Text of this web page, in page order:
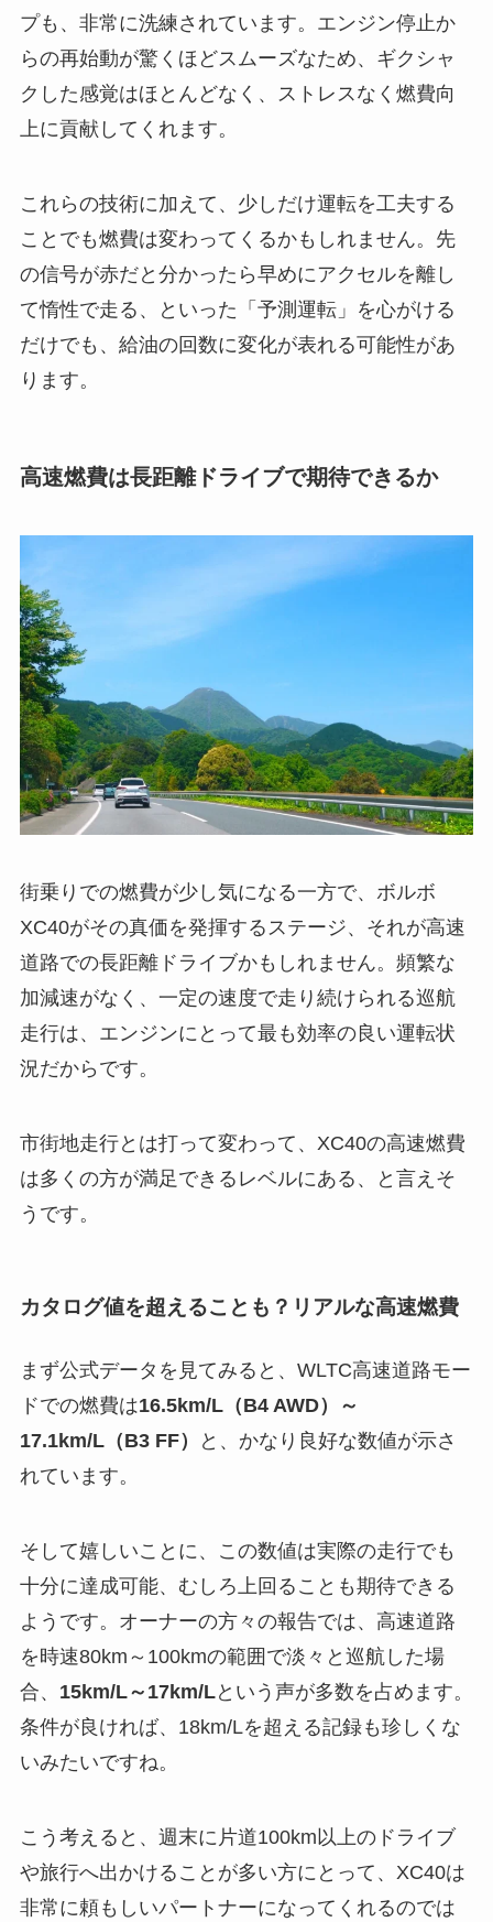
プも、非常に洗練されています。エンジン停止か
らの再始動が驚くほどスムーズなため、ギクシャ
クした感覚はほとんどなく、ストレスなく燃費向
上に貢献してくれます。
これらの技術に加えて、少しだけ運転を工夫する
ことでも燃費は変わってくるかもしれません。先
の信号が赤だと分かったら早めにアクセルを離し
て惰性で走る、といった「予測運転」を心がける
だけでも、給油の回数に変化が表れる可能性があ
ります。
高速燃費は長距離ドライブで期待できるか
街乗りでの燃費が少し気になる一方で、ボルボ
XC40がその真価を発揮するステージ、それが高速
道路での長距離ドライブかもしれません。頻繁な
加減速がなく、一定の速度で走り続けられる巡航
走行は、エンジンにとって最も効率の良い運転状
況だからです。
市街地走行とは打って変わって、XC40の高速燃費
は多くの方が満足できるレベルにある、と言えそ
うです。
カタログ値を超えることも？リアルな高速燃費
まず公式データを見てみると、WLTC高速道路モー
ドでの燃費は16.5km/L（B4 AWD）～
17.1km/L（B3 FF）
と、かなり良好な数値が示さ
れています。
そして嬉しいことに、この数値は実際の走行でも
十分に達成可能、むしろ上回ることも期待できる
ようです。オーナーの方々の報告では、高速道路
を時速80km～100kmの範囲で淡々と巡航した場
合、 15km/L～17km/Lという声が多数を占めます。
条件が良ければ、18km/Lを超える記録も珍しくな
いみたいですね。
こう考えると、週末に片道100km以上のドライブ
や旅行へ出かけることが多い方にとって、XC40は
非常に頼もしいパートナーになってくれるのでは